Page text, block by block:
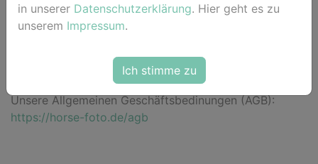
Roberto Robaldo - horse-foto.de
Aegidienberger Str. 33 • 53604 Bad Honnef -
T: +49 2224 989992 (abends)
shopping@horse-foto.de
Unsere Allgemeinen Geschäftsbedinungen (AGB):
https://horse-foto.de/agb
in unserer Datenschutzerklärung. Hier geht es zu
unserem Impressum.
Ich stimme zu